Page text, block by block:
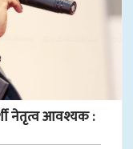
नेतृत्व आवश्यक :